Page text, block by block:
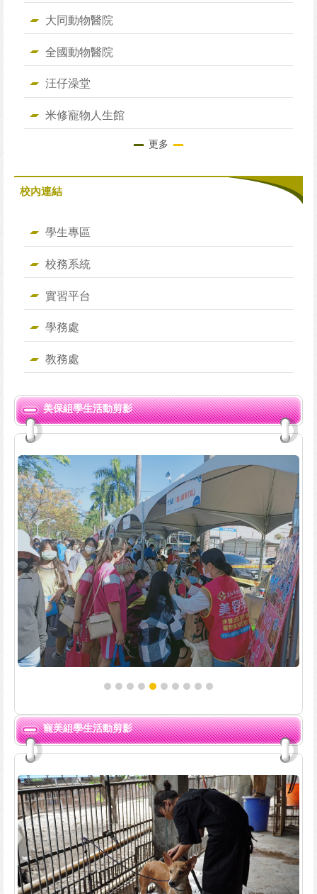
大同動物醫院
全國動物醫院
汪仔澡堂
米修寵物人生館
更多
校內連結
學生專區
校務系統
實習平台
學務處
教務處
美保組學生活動剪影
寵美組學生活動剪影